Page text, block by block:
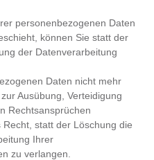
personenbezogenen Daten
können Sie statt der
der Datenverarbeitung
Daten nicht mehr
Ausübung, Verteidigung
Rechtsansprüchen
statt der Löschung die
Ihrer
zu verlangen.